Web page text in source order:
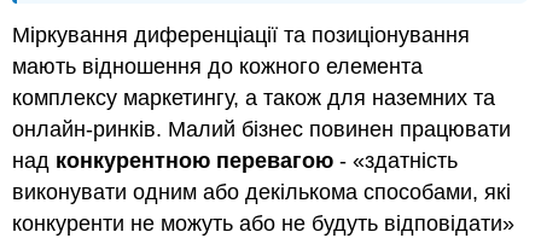
Міркування диференціації та позиціонування
мають відношення до кожного елемента
комплексу маркетингу, а також для наземних та
онлайн-ринків. Малий бізнес повинен працювати
над конкурентною перевагою - «здатність
виконувати одним або декількома способами, які
конкуренти не можуть або не будуть відповідати»